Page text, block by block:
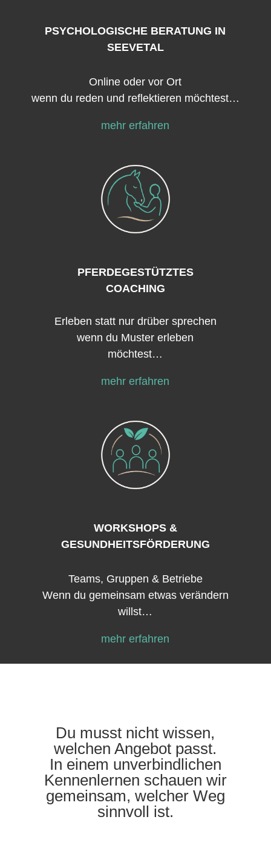
PSYCHOLOGISCHE BERATUNG IN
SEEVETAL
Online oder vor Ort
wenn du reden und reflektieren möchtest…
mehr erfahren
PFERDEGESTÜTZTES
COACHING
Erleben statt nur drüber sprechen
wenn du Muster erleben
möchtest…
mehr erfahren
WORKSHOPS &
GESUNDHEITSFÖRDERUNG
Teams, Gruppen & Betriebe
Wenn du gemeinsam etwas verändern
willst…
mehr erfahren
Du musst nicht wissen,
welchen Angebot passt.
In einem unverbindlichen
Kennenlernen schauen wir
gemeinsam, welcher Weg
sinnvoll ist.